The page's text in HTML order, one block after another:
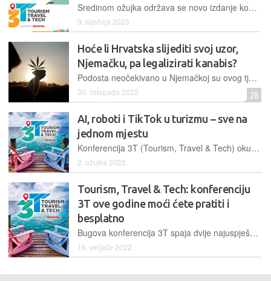
Sredinom ožujka održava se novo izdanje konferencije koja spaja dva najjača hrvatska sektora. Mjesta za predavače i partnere još su otvorena, pa se još možete prijaviti s svojom temom ili idejom
9. siječnja 2023.
Hoće li Hrvatska slijediti svoj uzor,
Njemačku, pa legalizirati kanabis?
Podosta neočekivano u Njemačkoj su ovog tjedna najavili potpunu legalizaciju indijske konoplje. O čemu se uopće radi i kakve benefite takva politika donosi, možete saznati iz snimke predavanja Mirele Holy, održanog na našoj 3T - Tourism, Travel & Tech konferenciji
30. listopada 2022. 28
AI, roboti i TikTok u turizmu – sve na
jednom mjestu
Konferencija 3T (Tourism, Travel & Tech) okupit će predavače koji će govoriti o prilično raznolikim temama. Zainteresira li vas nešto od toga, na konferenciju možete doći fizički, ali i pratiti je online
2. ožujka 2022.
Tourism, Travel & Tech: konferenciju
3T ove godine moći ćete pratiti i
besplatno
Bugova konferencija 3T spaja dvije najuspješnije hrvatske industrije, turizam i tehnologiju. Ulaznice za ovogodišnje izdanje su u prodaju, a praćenje online bit će omogućeno besplatno
16. veljače 2022.